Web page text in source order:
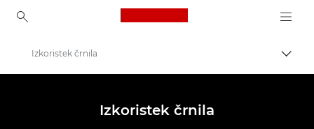
Canon Logo, back to
Tiskalniki Canon
Izkoristek črnila
Izkoristek črnila